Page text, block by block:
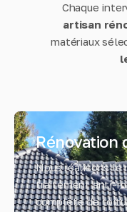
Chaque
artisan
matériaux
Rénovation
Nous réalisons
traitement anti-
complète de